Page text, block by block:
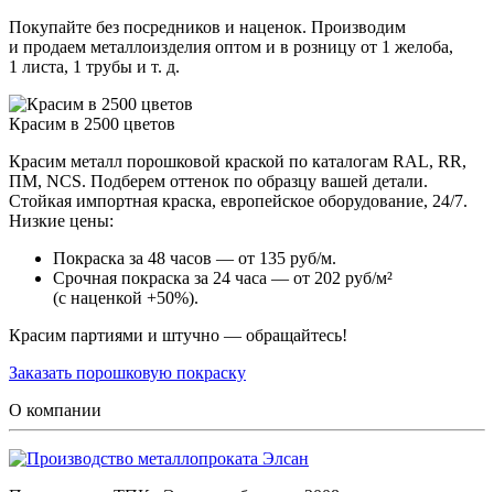
Покупайте без посредников и наценок. Производим
и продаем металлоизделия оптом и в розницу от 1 желоба,
1 листа, 1 трубы и т. д.
Красим в 2500 цветов
Красим металл порошковой краской по каталогам RAL, RR,
ПМ, NCS. Подберем оттенок по образцу вашей детали.
Стойкая импортная краска, европейское оборудование, 24/7.
Низкие цены:
Покраска за 48 часов — от 135 руб/м.
Срочная покраска за 24 часа — от 202 руб/м²
(с наценкой +50%).
Красим партиями и штучно — обращайтесь!
Заказать порошковую покраску
О компании